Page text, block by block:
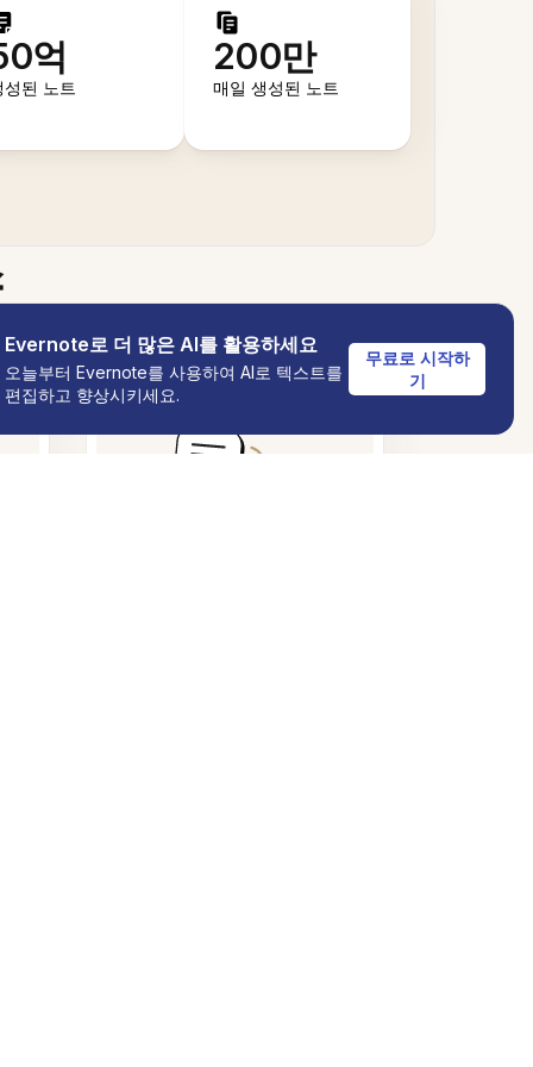
억
성된 노트
200만
매일 생성된 노트
텍스트를 오디오로 변환
Evernote로 더 많은 AI를 활용하세요
오늘부터 Evernote를 사용하여 AI로 텍스트를
편집하고 향상시키세요.
무료로 시작하
기